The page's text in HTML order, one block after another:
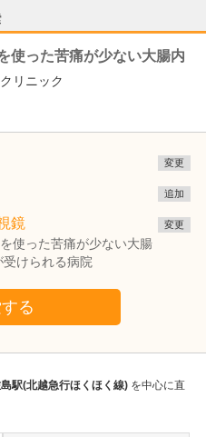
使った苦痛が少ない大腸内
リニック
変更
追加
鏡
使った苦痛が少ない大腸
けられる病院
変更
る
駅(北越急行ほくほく線) を中心に直